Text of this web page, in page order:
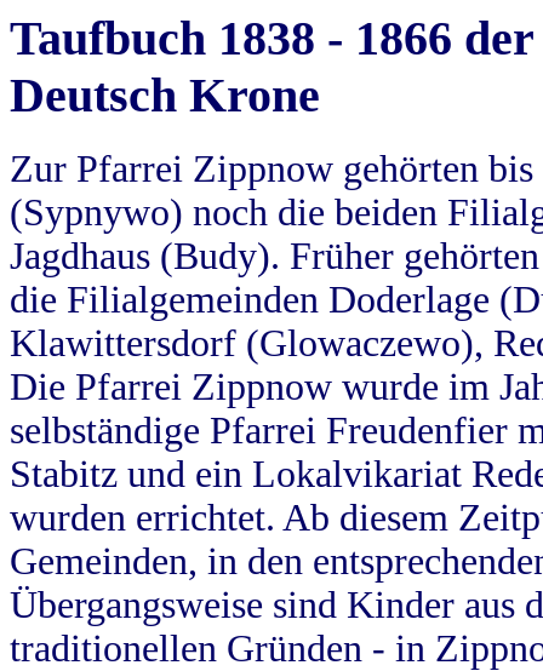
Taufbuch 1838 - 1866
Deutsch Krone
Zur Pfarrei Zippnow gehörten
(Sypnywo) noch die beiden
Jagdhaus (Budy). Früher
die Filialgemeinden Doderlage
Klawittersdorf (Glowaczewo),
Die Pfarrei Zippnow wurde im
selbständige Pfarrei Freudenfier
Stabitz und ein Lokalvikariat
wurden errichtet. Ab diesem
Gemeinden, in den
Übergangsweise sind Kinder aus
traditionellen Gründen - in